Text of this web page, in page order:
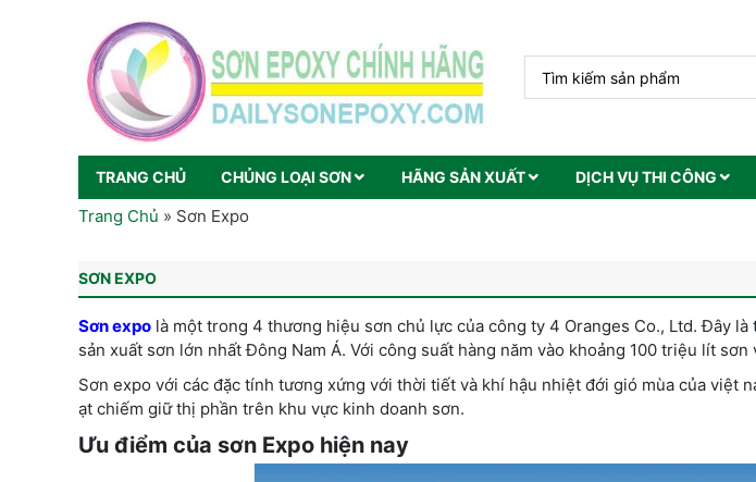
TRANG CHỦ CHỦNG LOẠI SƠN HÃNG SẢN XUẤT DỊCH VỤ THI CÔNG
Trang Chủ » Sơn Expo
SƠN EXPO
Sơn expo là một trong 4 thương hiệu sơn chủ lực của công ty 4 Oranges Co., Ltd. Đây
sản xuất sơn lớn nhất Đông Nam Á. Với công suất hàng năm vào khoảng 100 triệu lít
Sơn expo với các đặc tính tương xứng với thời tiết và khí hậu nhiệt đới gió mùa của việt
ạt chiếm giữ thị phần trên khu vực kinh doanh sơn.
Ưu điểm của sơn Expo hiện nay